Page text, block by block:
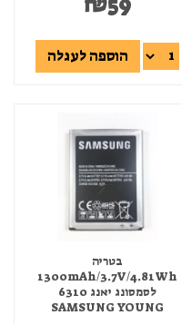
הוספה לעגלה
בטריה
1300mAh/3.7V/4.81Wh
לסמסונג יאנג 6310
SAMSUNG YOUNG